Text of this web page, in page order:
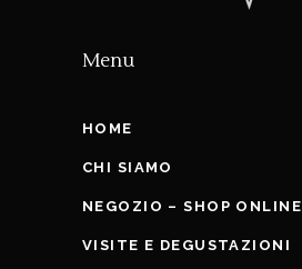
Menu
HOME
CHI SIAMO
NEGOZIO – SHOP ONLINE
VISITE E DEGUSTAZIONI